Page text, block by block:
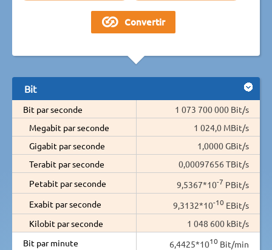
Bit
Bit par seconde
1 073 700 000 Bit/s
Megabit par seconde
1 024,0 MBit/s
Gigabit par seconde
1,0000 GBit/s
Terabit par seconde
0,00097656 TBit/s
Petabit par seconde
9,5367*10-7 PBit/s
Exabit par seconde
9,3132*10-10 EBit/s
Kilobit par seconde
1 048 600 kBit/s
Bit par minute
6,4425*1010 Bit/min